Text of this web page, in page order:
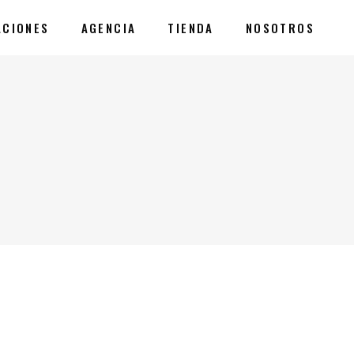
AGENCIA TIENDA NOSOTROS